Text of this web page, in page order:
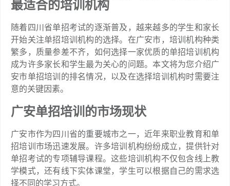
最适合的培训机构
随着四川省单招考试的逐渐普及，越来越多的学生和家长
开始关注单招培训机构的选择。在广安市，培训机构种类
繁多，质量参差不齐，如何选择一家优质的单招培训机构
成为许多家长和学生最为关心的问题。本文将为您介绍广
安市单招培训的排名情况，以及在选择培训机构时需要注
意的关键因素。
广安单招培训的市场现状
广安市作为四川省的重要城市之一，近年来职业教育和单
招培训市场迅速发展。许多培训机构纷纷成立，提供针对
单招考试的专项辅导课程。这些培训机构不仅包含线上教
学模式，还有线下实体课堂，学生可以根据自己的需求选
择不同的学习方式。